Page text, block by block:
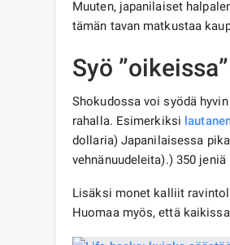
Muuten, japanilaiset
tämän tavan matkustaa
Syö
Shokudossa voi syödä
rahalla. Esimerkiksi
dollaria) Japanilaisessa
vehnänuudeleita).) 350
Lisäksi monet kalliit
Huomaa myös, että